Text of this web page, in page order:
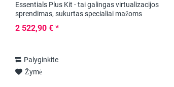
Essentials Plus Kit - tai galingas virtualizacijos
sprendimas, sukurtas specialiai mažoms
išryškinsime...
2 522,90 € *
Palyginkite
Žymė